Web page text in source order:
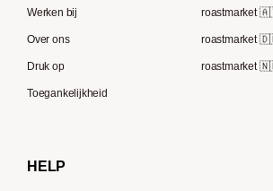
Berliner Kaffeerösterei
Speicherstadt Kaffee
Supremo
Moccamaster
Werken bij
Over ons
Druk op
Toegankelijkheid
roastmarket
roastmarket
roastmarket
HELP